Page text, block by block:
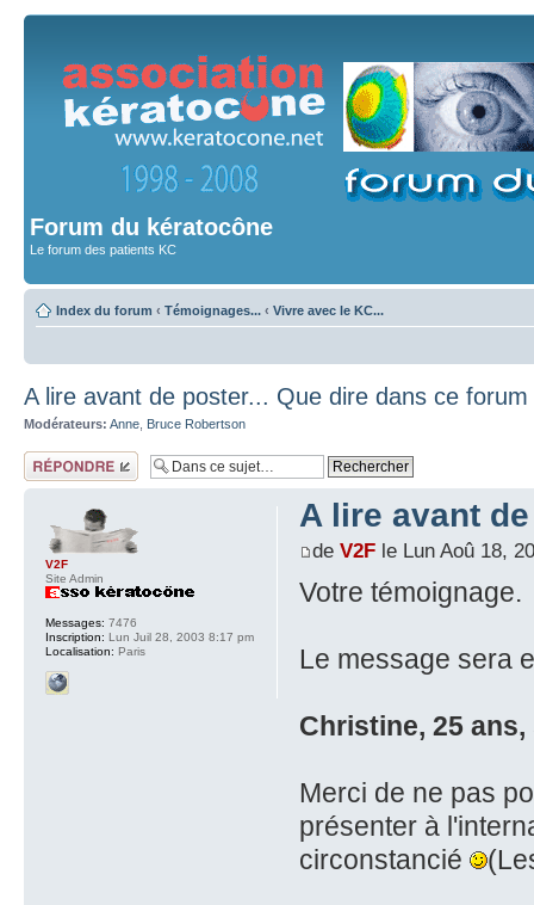
Forum du kératocône
Le forum des patients KC
Index du forum ‹ Témoignages... ‹ Vivre avec le KC...
A lire avant de poster... Que dire dans ce
Modérateurs: Anne Bruce Robertson
Répondre
A lire avant
de V2Fle Lun Aoû 18,
Votre témoignage.
Le message sera
Christine, 25
Merci de ne pas
présenter à
circonstancié
V2F
Site Admin
Messages: 7476
Inscription: Lun Juil 28, 2003 8:17 pm
Localisation: Paris